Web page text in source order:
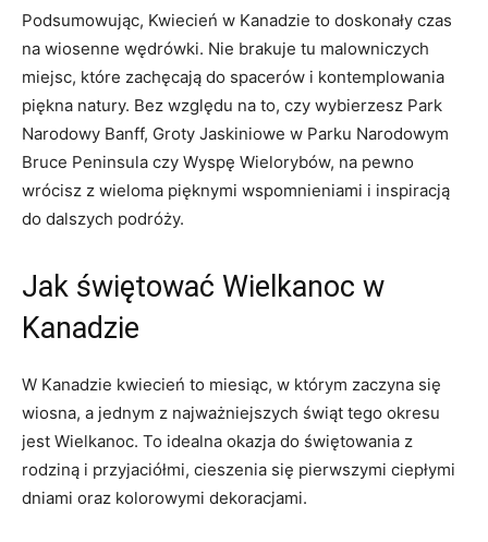
Podsumowując, Kwiecień w‌ Kanadzie to‍ doskonały ⁣czas
na ​wiosenne wędrówki.⁤ Nie brakuje tu ⁤malowniczych
miejsc, które ⁢zachęcają do spacerów i kontemplowania
piękna‍ natury. Bez względu na to, czy wybierzesz Park
Narodowy Banff, Groty Jaskiniowe w Parku ‌Narodowym⁢
Bruce Peninsula⁢ czy Wyspę Wielorybów, na pewno
wrócisz z wieloma pięknymi wspomnieniami‌ i inspiracją
do dalszych podróży.
Jak świętować ​Wielkanoc w
Kanadzie
W Kanadzie kwiecień ⁣to⁣ miesiąc, w którym zaczyna się
wiosna, a jednym ⁢z ‍najważniejszych świąt tego ⁤okresu
jest Wielkanoc. To idealna okazja​ do świętowania ⁤z
rodziną⁣ i przyjaciółmi, cieszenia się pierwszymi ciepłymi
dniami oraz kolorowymi dekoracjami.